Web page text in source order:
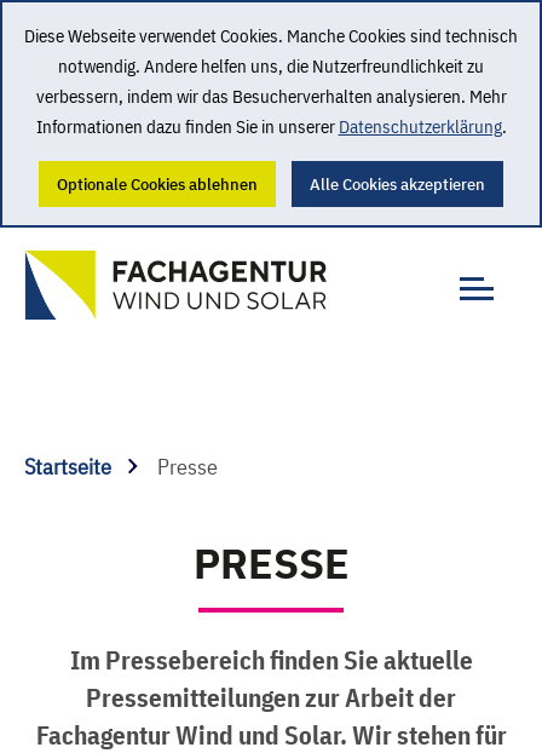
Diese Webseite verwendet Cookies. Manche Cookies sind technisch
notwendig. Andere helfen uns, die Nutzerfreundlichkeit zu
verbessern, indem wir das Besucherverhalten analysieren. Mehr
Informationen dazu finden Sie in unserer Datenschutzerklärung.
Optionale Cookies ablehnen Alle Cookies akzeptieren
Startseite Presse
PRESSE
Im Pressebereich finden Sie aktuelle
Pressemitteilungen zur Arbeit der
Fachagentur Wind und Solar. Wir stehen für